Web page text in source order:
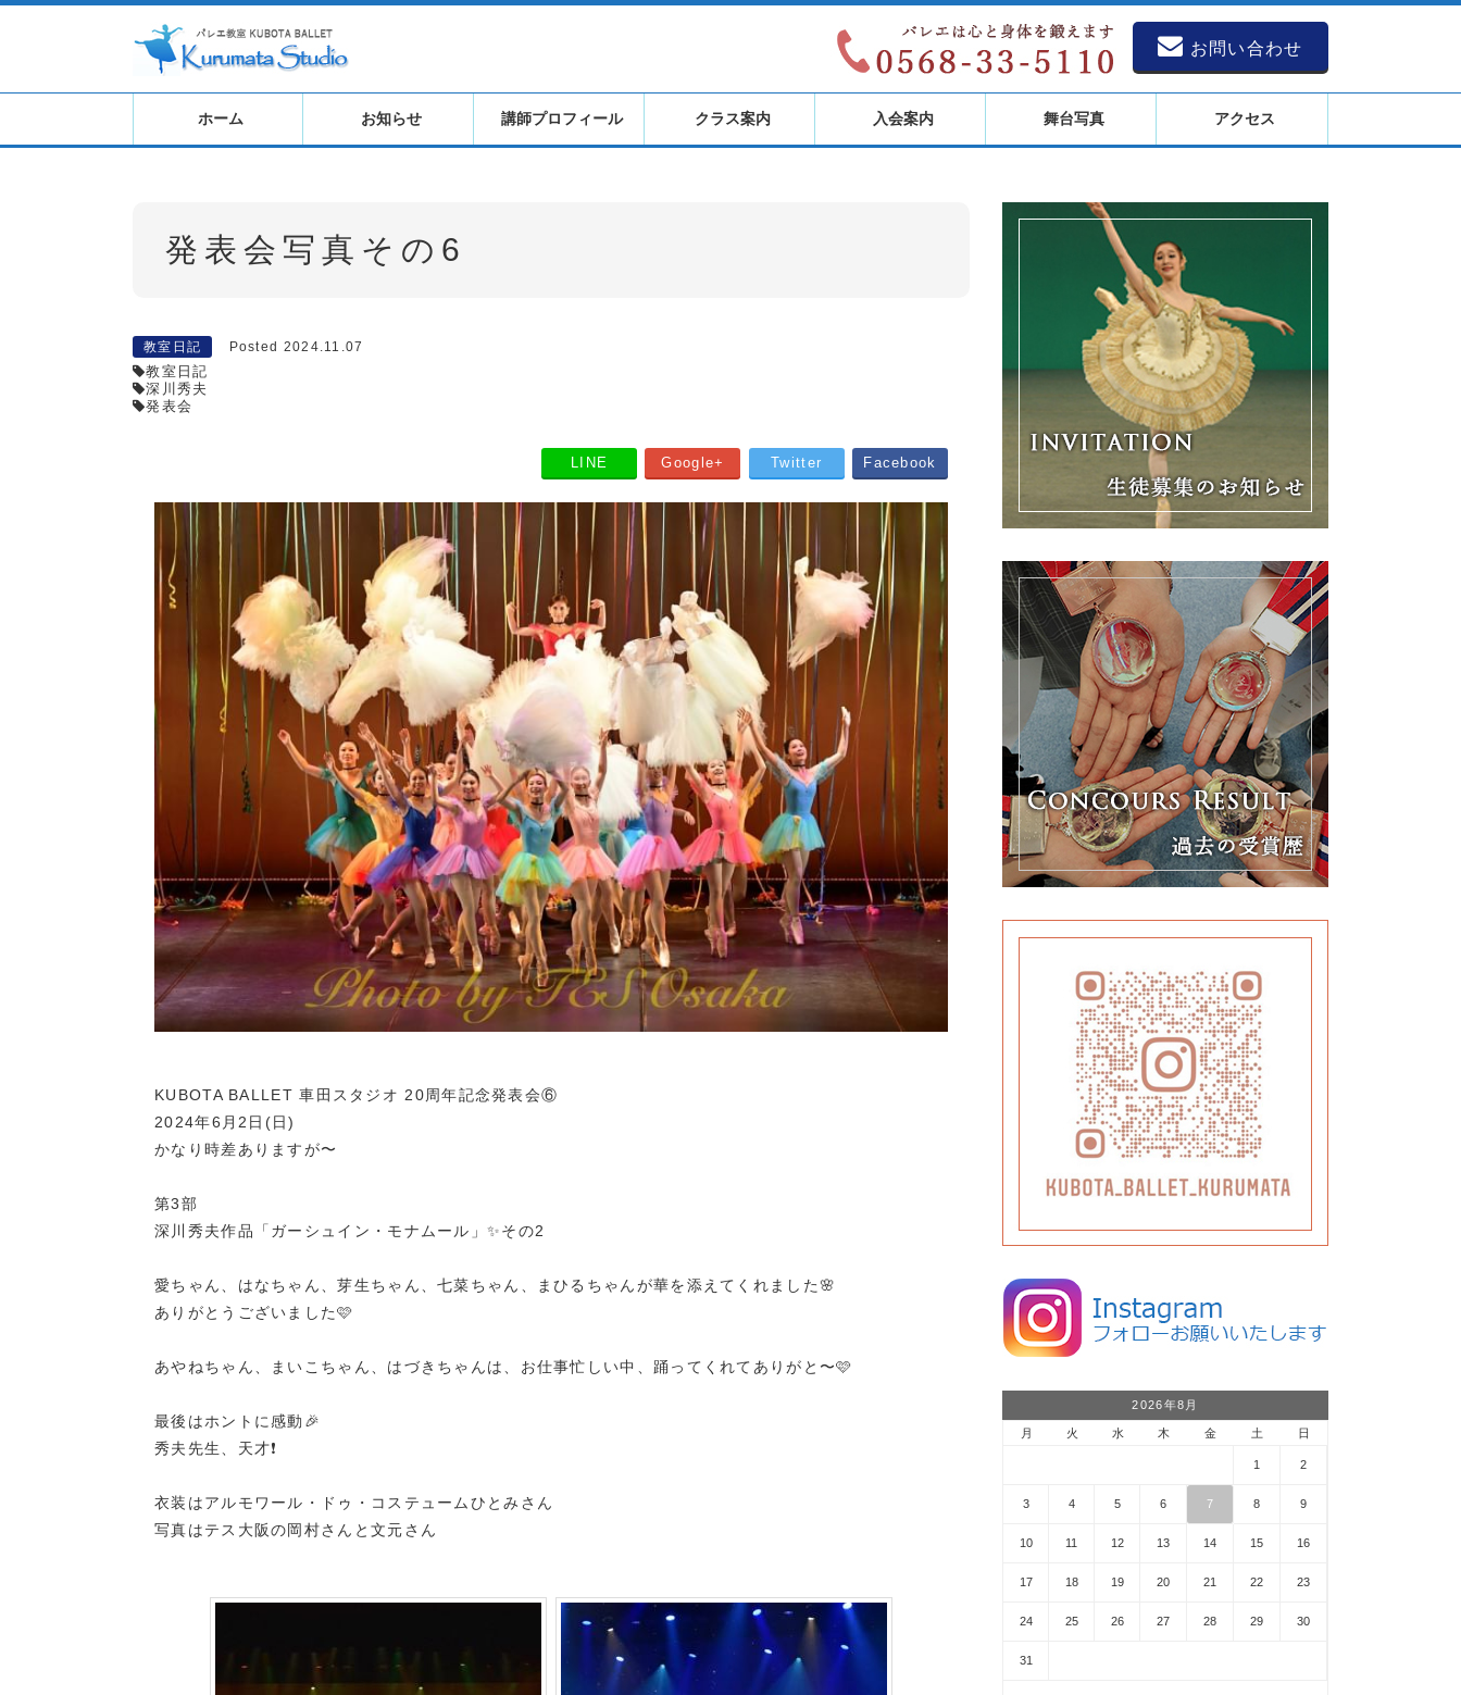
お問い合わせ
ホーム お知らせ 講師プロフィール クラス案内 入会案内 舞台写真 アクセス
発表会写真その6
教室日記 Posted 2024.11.07
教室日記
深川秀夫
発表会
Facebook
Twitter
Google+
LINE
KUBOTA BALLET 車田スタジオ 20周年記念発表会⑥
2024年6月2日(日)
かなり時差ありますが〜
第3部
深川秀夫作品「ガーシュイン・モナムール」✨その2
愛ちゃん、はなちゃん、芽生ちゃん、七菜ちゃん、まひるちゃんが華を添えてくれました🌸
ありがとうございました🩷
あやねちゃん、まいこちゃん、はづきちゃんは、お仕事忙しい中、踊ってくれてありがと〜🩷
最後はホントに感動🎉
秀夫先生、天才❗️
衣装はアルモワール・ドゥ・コステュームひとみさん
写真はテス大阪の岡村さんと文元さん
2026年8月
月 火 水 木 金 土 日
1 2
3 4 5 6 7 8 9
10 11 12 13 14 15 16
17 18 19 20 21 22 23
24 25 26 27 28 29 30
31